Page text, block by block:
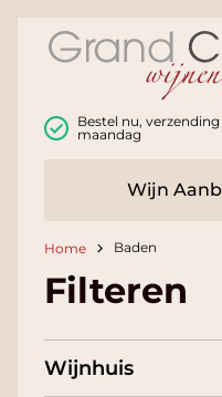
Bestel nu,
maandag
Wijn
Home Baden
Filteren
Wijnhuis